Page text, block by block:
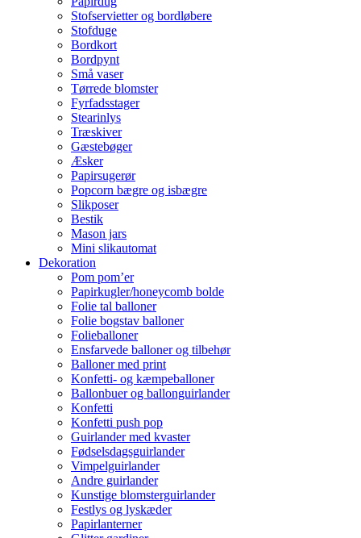
Stofservietter og bordløbere
Stofduge
Bordkort
Bordpynt
Små vaser
Tørrede blomster
Fyrfadsstager
Stearinlys
Træskiver
Gæstebøger
Æsker
Papirsugerør
Popcorn bægre og isbægre
Slikposer
Bestik
Mason jars
Mini slikautomat
Dekoration
Pom pom’er
Papirkugler/honeycomb bolde
Folie tal balloner
Folie bogstav balloner
Folieballoner
Ensfarvede balloner og tilbehør
Balloner med print
Konfetti- og kæmpeballoner
Ballonbuer og ballonguirlander
Konfetti
Konfetti push pop
Guirlander med kvaster
Fødselsdagsguirlander
Vimpelguirlander
Andre guirlander
Kunstige blomsterguirlander
Festlys og lyskæder
Papirlanterner